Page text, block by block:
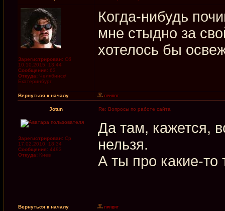
Зарегистрирован: Сб
10.10.2015, 13:44
Сообщения: 63
Откуда: Челябинск/
Екатеринбург
Когда-нибудь
мне стыдно за
хотелось бы
Вернуться к началу
Jotun Re: Вопросы по работе сайта
Зарегистрирован: Ср
17.02.2010, 18:34
Сообщения: 4493
Откуда: Киев
Да там, кажется,
нельзя.
А ты про какие-то
Вернуться к началу